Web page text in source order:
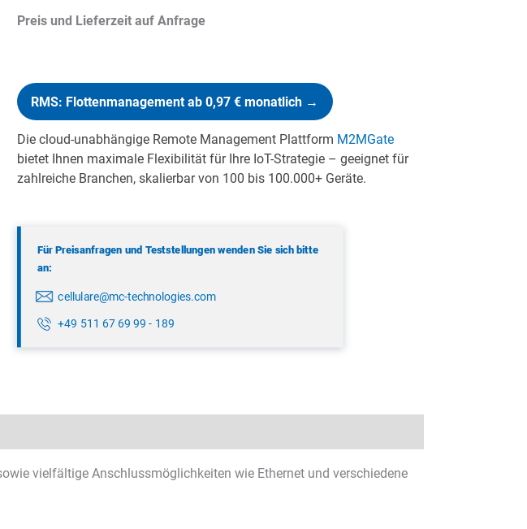
Preis und Lieferzeit auf Anfrage
RMS: Flottenmanagement ab 0,97 € monatlich →
Die cloud-unabhängige Remote Management Plattform M2MGate
bietet Ihnen maximale Flexibilität für Ihre IoT-Strategie – geeignet für
zahlreiche Branchen, skalierbar von 100 bis 100.000+ Geräte.
Für Preisanfragen und Teststellungen wenden Sie sich bitte
an:
cellulare@mc-technologies.com
+49 511 67 69 99 - 189
vielfältige Anschlussmöglichkeiten wie Ethernet und verschiedene